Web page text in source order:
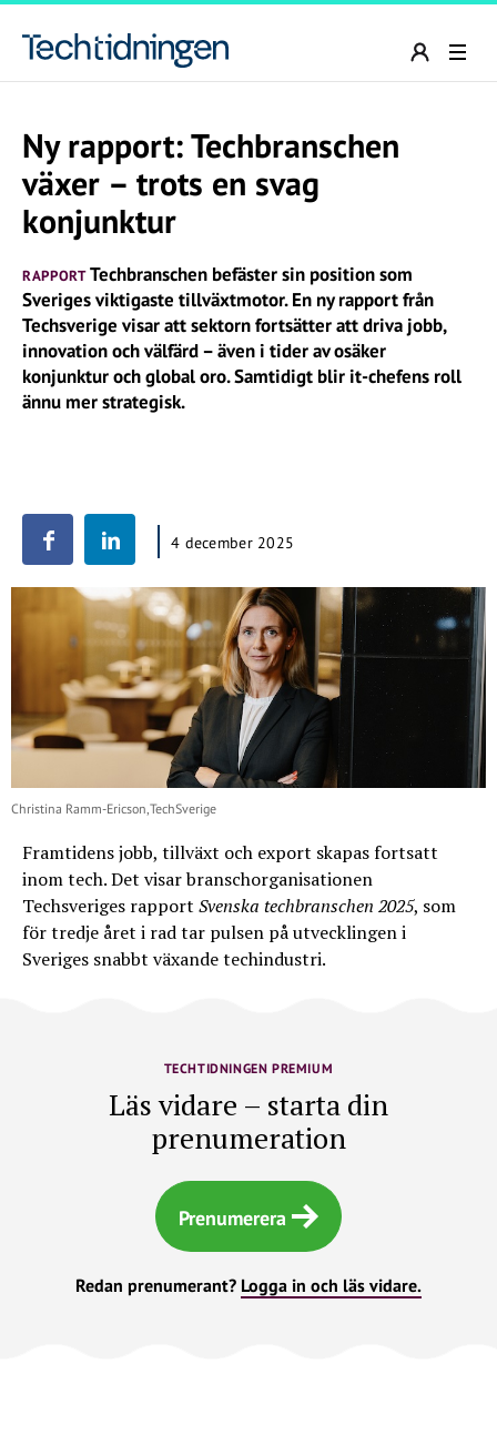
Ny rapport: Techbranschen
växer – trots en svag
konjunktur
RAPPORTTechbranschen befäster sin position som
Sveriges viktigaste tillväxtmotor. En ny rapport från
Techsverige visar att sektorn fortsätter att driva jobb,
innovation och välfärd – även i tider av osäker
konjunktur och global oro. Samtidigt blir it-chefens roll
ännu mer strategisk.
4 december 2025
Christina Ramm-Ericson,TechSverige
Framtidens jobb, tillväxt och export skapas fortsatt
inom tech. Det visar branschorganisationen
Techsveriges rapport Svenska techbranschen 2025, som
för tredje året i rad tar pulsen på utvecklingen i
Sveriges snabbt växande techindustri.
TECHTIDNINGEN PREMIUM
Läs vidare – starta din
prenumeration
Prenumerera
Redan prenumerant? Logga in och läs vidare.